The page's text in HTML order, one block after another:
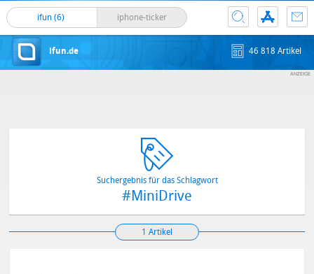
ifun (6) iphone-ticker
ifun.de 46 818 Artikel
Suchergebnis für das Schlagwort
#MiniDrive
1 Artikel